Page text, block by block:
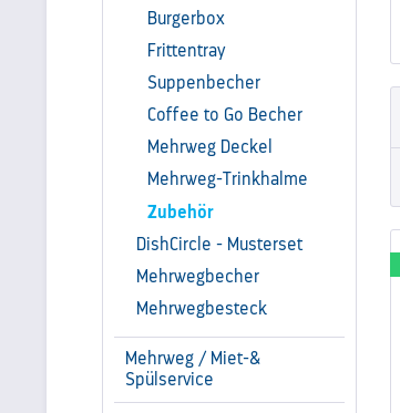
Burgerbox
Frittentray
Suppenbecher
Coffee to Go Becher
Mehrweg Deckel
Mehrweg-Trinkhalme
Zubehör
DishCircle - Musterset
Mehrwegbecher
Mehrwegbesteck
Mehrweg / Miet-&
Spülservice